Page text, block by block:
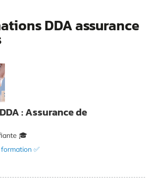
DDA assurance
: Assurance de
🎓
✅